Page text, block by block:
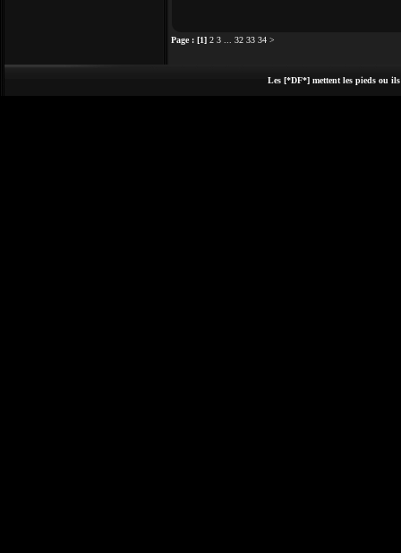
Page : [1] 2 3 32 33 34 >
Les [*DF*] mettent les pieds ou